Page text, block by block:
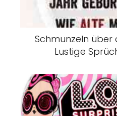
Schmunzeln über
Lustige